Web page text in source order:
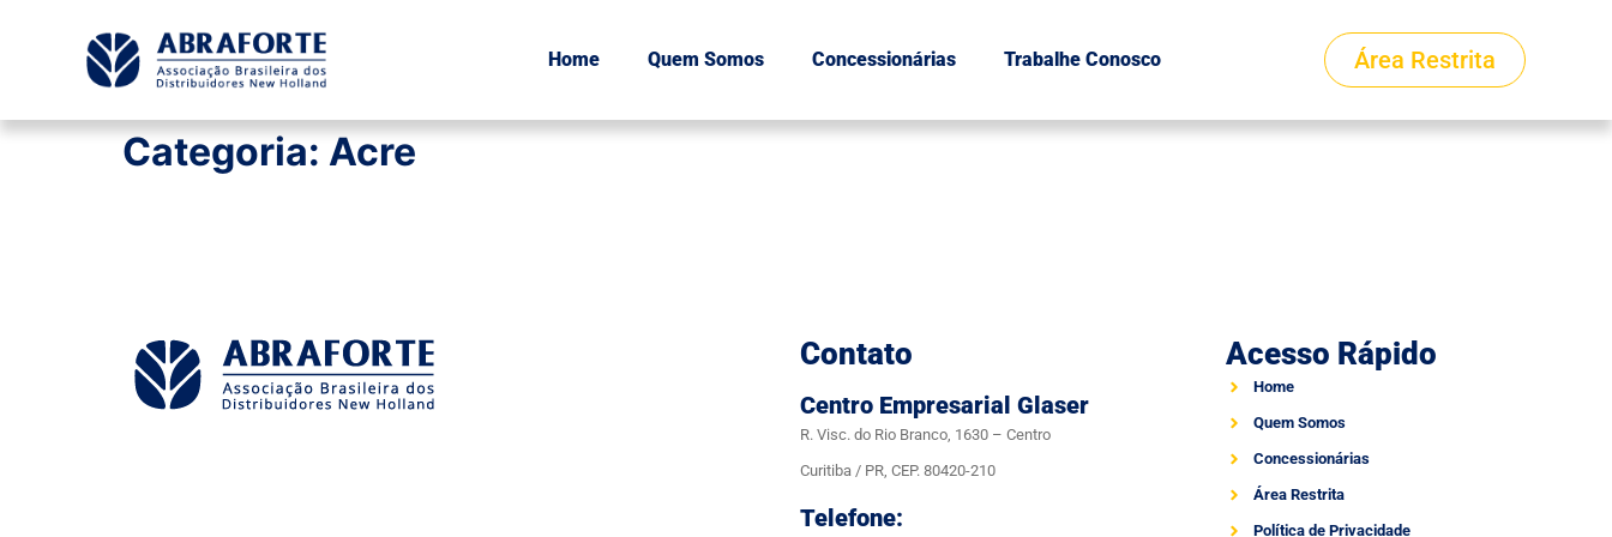
Home Quem Somos Concessionárias Trabalhe Conosco Área Restrita
Categoria: Acre
Contato
Centro Empresarial Glaser
R. Visc. do Rio Branco, 1630 – Centro
Curitiba / PR, CEP. 80420-210
Telefone:
Acesso Rápido
Home
Quem Somos
Concessionárias
Área Restrita
Política de Privacidade